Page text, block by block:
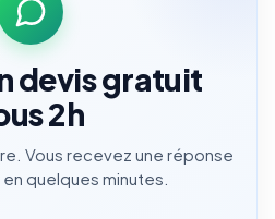
devis gratuit
2h
Vous recevez une réponse
quelques minutes.